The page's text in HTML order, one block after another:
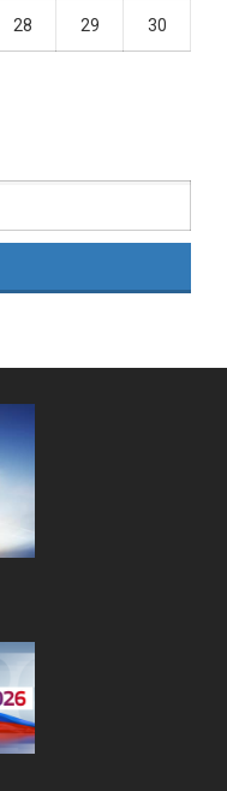
28 29 30